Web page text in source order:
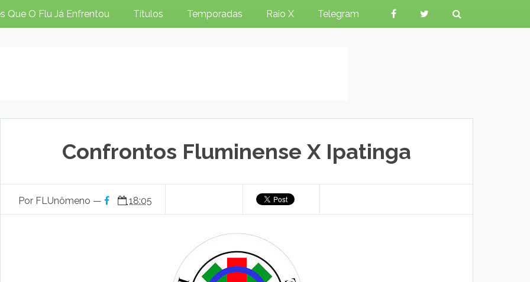
Que O Flu Já Enfrentou Títulos Temporadas Raio X Telegram
Confrontos Fluminense X Ipatinga
Por FLUnômeno — 18:05